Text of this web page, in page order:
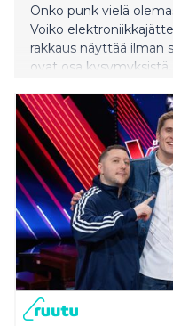
Onko punk vielä
Voiko
rakkaus näyttää ilman
ovat osa